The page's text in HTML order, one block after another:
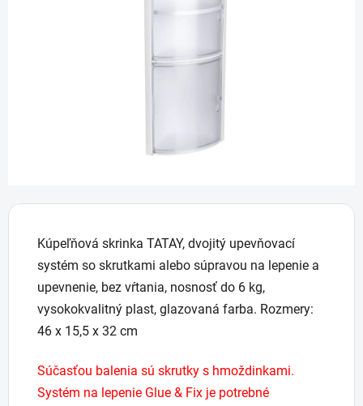
Kúpeľňová skrinka TATAY, dvojitý upevňovací
systém so skrutkami alebo súpravou na lepenie a
upevnenie, bez vŕtania, nosnosť do 6 kg,
vysokokvalitný plast, glazovaná farba. Rozmery:
46 x 15,5 x 32 cm
Súčasťou balenia sú skrutky s hmoždinkami.
Systém na lepenie Glue & Fix je potrebné